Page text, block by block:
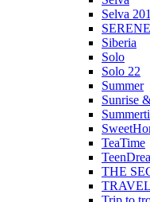
Selva
SERENE
Siberia
Solo
Solo 22
Summer
Sunrise
TeaTime
THE